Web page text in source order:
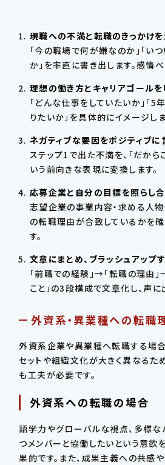
現職への不満と転職のきっかけ
「今の職場で何が嫌なのか」「い
か」を率直に書き出します。感情
理想の働き方とキャリアゴール
「どんな仕事をしていたいか」「5
りたいか」を具体的にイメージしま
ネガティブな要因をポジティブに
ステップ1で出た不満を、「だか
いう前向きな表現に変換します。
応募企業と自分の目標を照らし
志望企業の事業内容・求める人物
の転職理由が合致しているかを
す。
文章にまとめ、ブラッシュアップ
「前職での経験」→「転職の理由
こと」の3段構成で文章化し、声に
外資系・異業種への転職
外資系企業や異業種へ転職する場
セットや組織文化が大きく異なるた
も工夫が必要です。
外資系への転職の場合
語学力やグローバルな視点、多様な
つメンバーと協働したいという意欲
果的です。また、成果主義への共感